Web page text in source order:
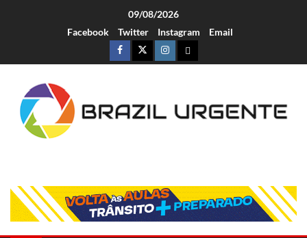
09/08/2026
Facebook
Twitter Instagram Email